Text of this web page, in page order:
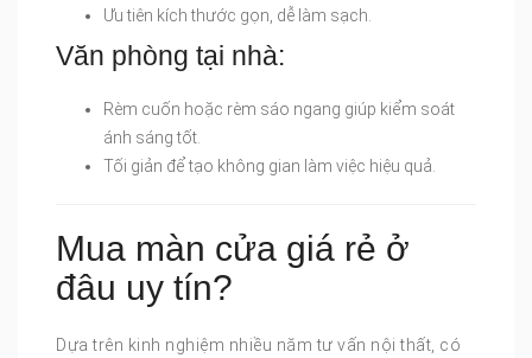
Ưu tiên kích thước gọn, dễ làm sạch.
Văn phòng tại nhà:
Rèm cuốn hoặc rèm sáo ngang giúp kiểm soát
ánh sáng tốt.
Tối giản để tạo không gian làm việc hiệu quả.
Mua màn cửa giá rẻ ở
đâu uy tín?
Dựa trên kinh nghiệm nhiều năm tư vấn nội thất, có